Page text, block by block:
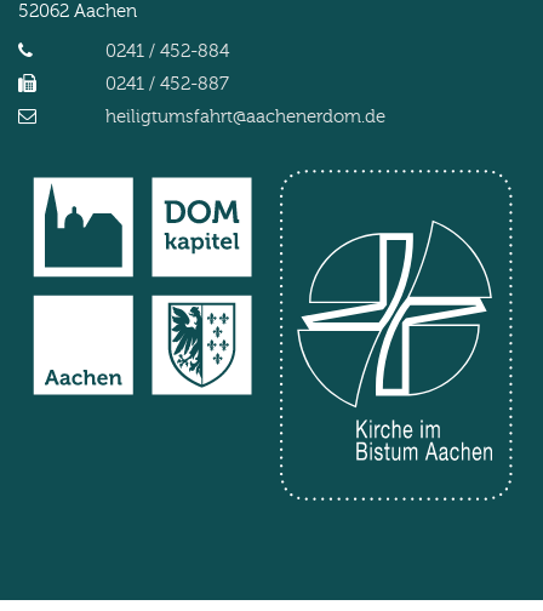
52062 Aachen
0241 / 452-884
0241 / 452-887
heiligtumsfahrt@aachenerdom.de